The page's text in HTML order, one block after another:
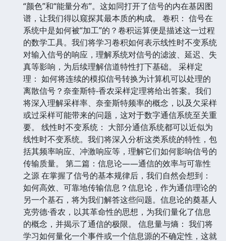
“颜色”和“能量分布”。这如同打开了信号的内在基因图
谱，让我们得以窥探其最本质的构成。 卷积： 信号在
系统中是如何被“加工”的？卷积运算便是描述这一过程
的数学工具。我们将学习卷积如何表示线性时不变系统
对输入信号的响应，理解系统对信号的滤波、延迟、失
真等影响，为后续理解信道特性打下基础。 采样定
理： 如何将连续的模拟信号转换为计算机可以处理的
离散信号？奈奎斯特-香农采样定理将给出答案。我们
将深入理解采样率、奈奎斯特频率的概念，以及欠采样
或过采样可能带来的问题，这对于数字通信系统至关重
要。 线性时不变系统： 大部分通信系统都可以近似为
线性时不变系统。我们将深入分析这类系统的特性，包
括其频率响应、冲激响应等，理解它们如何影响信号的
传输质量。 第二篇：信息论——通信的效率与可靠性
之源 在掌握了信号的基本规律后，我们自然会想到：
如何高效、可靠地传输信息？信息论，作为通信理论的
另一个基石，将为我们解答这些问题。信息论的奠基人
克劳德·香农，以其革命性的思想，为我们量化了信息
的概念，并揭示了通信的极限。 信息量与熵： 我们将
学习如何量化一个事件或一个信息源的不确定性，这就